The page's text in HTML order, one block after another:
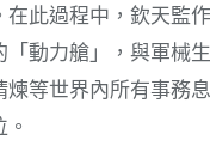
在此過程中，欽天監
「動力艙」，與軍械
等世界內所有事務